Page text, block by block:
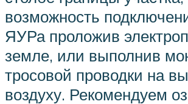
возможность
ЯУРа проложив
земле, или выполнив
тросовой проводки на
воздуху. Рекомендуем